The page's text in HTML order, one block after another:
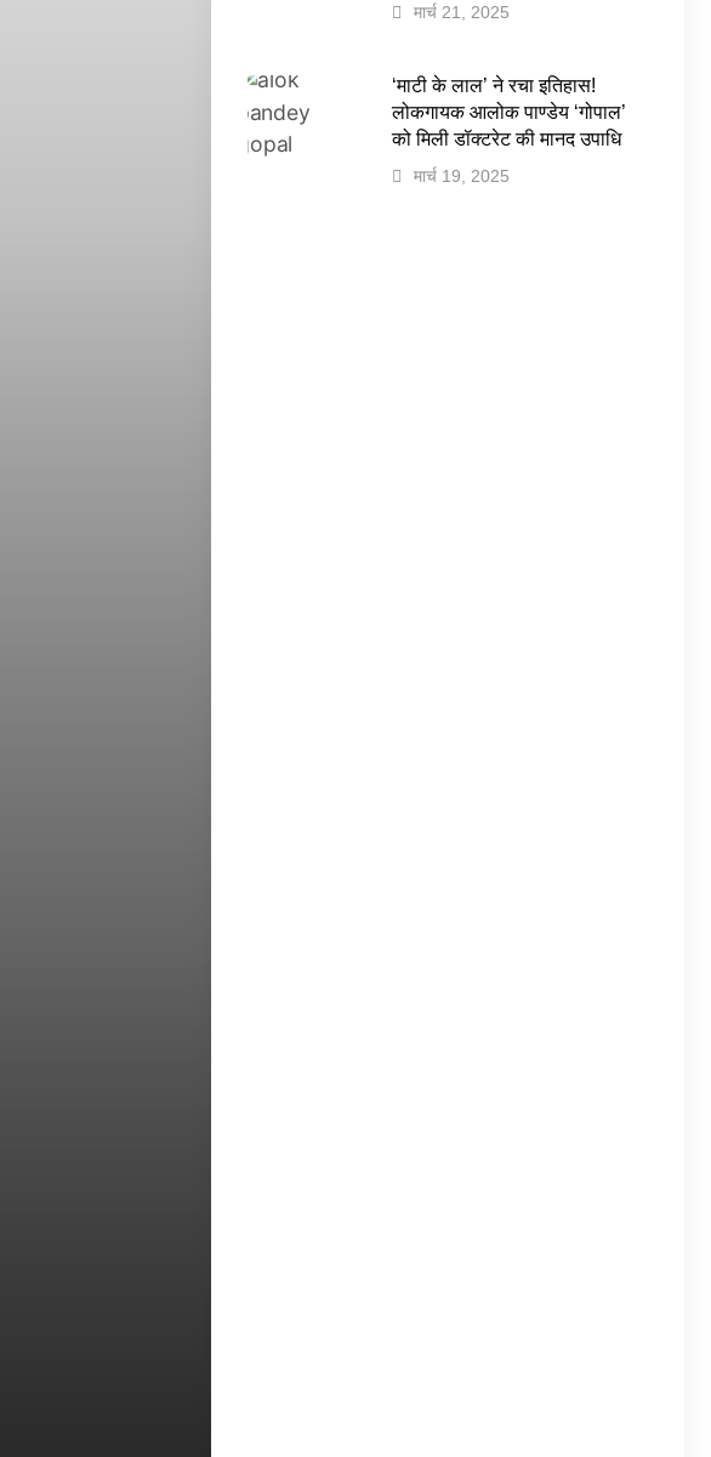
मार्च 21, 2025
‘माटी के लाल’ ने रचा इतिहास!
लोकगायक आलोक पाण्डेय ‘गोपाल’
को मिली डॉक्टरेट की मानद उपाधि
मार्च 19, 2025